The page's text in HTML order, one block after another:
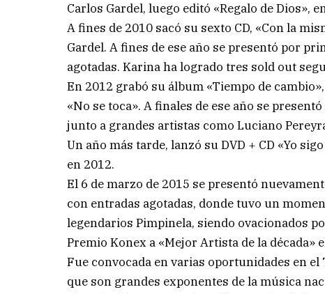
Carlos Gardel, luego editó «Regalo de Dios»,
A fines de 2010 sacó su sexto CD, «Con la
Gardel. A fines de ese año se presentó por
agotadas. Karina ha logrado tres sold out
En 2012 grabó su álbum «Tiempo de
«No se toca». A finales de ese año se
junto a grandes artistas como Luciano
Un año más tarde, lanzó su DVD + CD «Yo
en 2012.
El 6 de marzo de 2015 se presentó
con entradas agotadas, donde tuvo un
legendarios Pimpinela, siendo ovacionados
Premio Konex a «Mejor Artista de la década»
Fue convocada en varias oportunidades en
que son grandes exponentes de la música